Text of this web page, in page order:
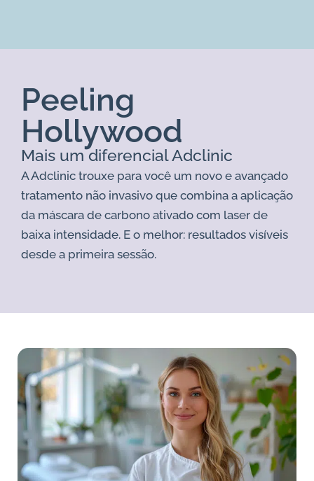
Peeling
Hollywood
Mais um diferencial Adclinic
A Adclinic trouxe para você um novo e avançado
tratamento não invasivo que combina a aplicação
da máscara de carbono ativado com laser de
baixa intensidade. E o melhor: resultados visíveis
desde a primeira sessão.